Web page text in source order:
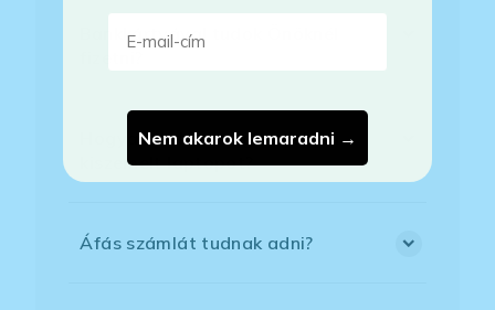
Bankkártyával tudok Önöknél
Hogyan tudom megrendelni a
kiszemelt laptopot?
Áfás számlát tudnak adni?
Nem akarok lemaradni →